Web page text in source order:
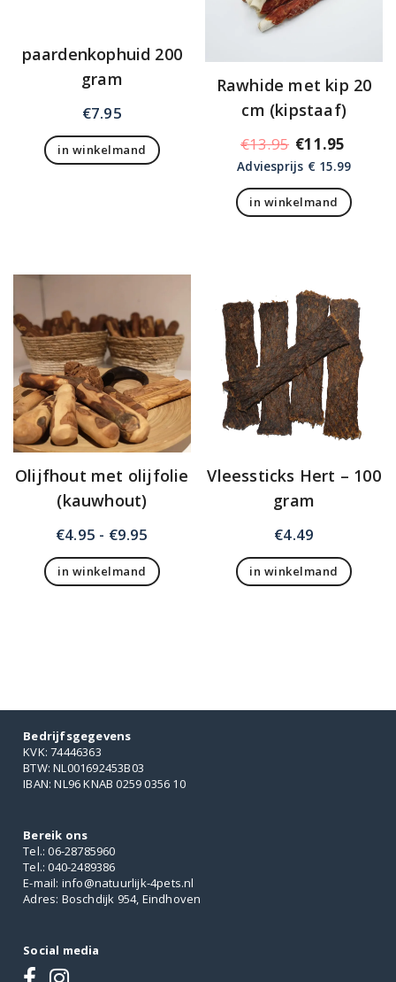
paardenkophuid 200
gram
€7.95
in winkelmand
Rawhide met kip 20
cm (kipstaaf)
€13.95
prijs
was:
€13.95.
€11.95
prijs
Adviesprijs € 15.99
in winkelmand
Olijfhout met olijfolie
(kauwhout)
€4.95 - €9.95
€4.95
tot
in winkelmand
gekozen
worden
op
Vleessticks Hert – 100
gram
€4.49
in winkelmand
Bedrijfsgegevens
KVK: 74446363
BTW: NL001692453B03
IBAN: NL96 KNAB 0259 0356 10
Bereik ons
Tel.: 06-28785960
Tel.: 040-2489386
E-mail: info@natuurlijk-4pets.nl
Adres: Boschdijk 954, Eindhoven
Social media